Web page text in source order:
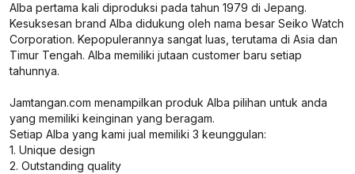
Alba pertama kali diproduksi pada tahun 1979 di Jepang.
Kesuksesan brand Alba didukung oleh nama besar Seiko Watch
Corporation. Kepopulerannya sangat luas, terutama di Asia dan
Timur Tengah. Alba memiliki jutaan customer baru setiap
tahunnya.
Jamtangan.com menampilkan produk Alba pilihan untuk anda
yang memiliki keinginan yang beragam.
Setiap Alba yang kami jual memiliki 3 keunggulan:
1. Unique design
2. Outstanding quality